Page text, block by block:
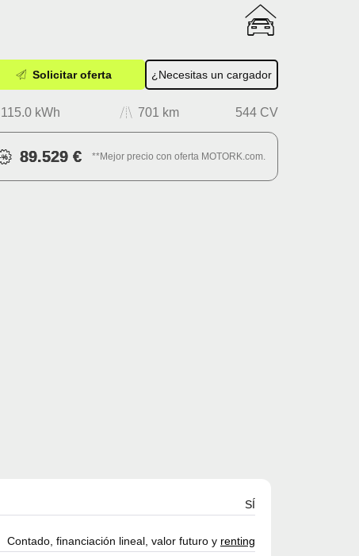
Solicitar oferta ¿Necesitas un cargador
115.0 kWh 701 km 544 CV
89.529 € **Mejor precio con oferta MOTORK.com.
SÍ
Contado, financiación lineal, valor futuro y renting